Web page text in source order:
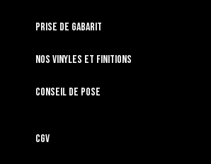
Prise de gabarit
Nos vinyles et finitions
Conseil de pose
CGV